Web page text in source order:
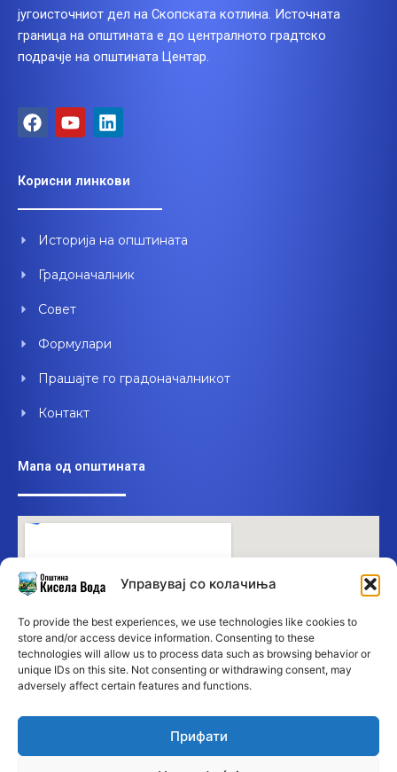
Управувај со колачиња
To provide the best experiences, we use technologies like cookies to
store and/or access device information. Consenting to these
technologies will allow us to process data such as browsing behavior or
unique IDs on this site. Not consenting or withdrawing consent, may
adversely affect certain features and functions.
Прифати
југоисточниот дел на Скопската котлина. Источната
граница на општината е до централното градтско
подрачје на општината Центар.
F
a
b
o
k
Y
o
u
b
L
i
e
d
n
Корисни линкови
Историја на општината
Градоначалник
Совет
Формулари
Прашајте го градоначалникот
Контакт
Мапа од општината